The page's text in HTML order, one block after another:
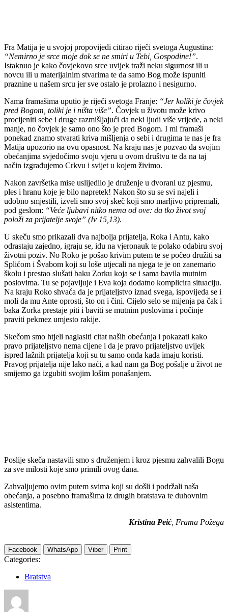
Fra Matija je u svojoj propovijedi citirao riječi svetoga Augustina:
“Nemirno je srce moje dok se ne smiri u Tebi, Gospodine!”.
Istaknuo je kako čovjekovo srce uvijek traži neku sigurnost ili u
novcu ili u materijalnim stvarima te da samo Bog može ispuniti
praznine u našem srcu jer sve ostalo je prolazno i nesigurno.
Nama framašima uputio je riječi svetoga Franje: “Jer koliki je čovjek
pred Bogom, toliki je i ništa više”. Čovjek u životu može krivo
procijeniti sebe i druge razmišljajući da neki ljudi više vrijede, a neki
manje, no čovjek je samo ono što je pred Bogom. I mi framaši
ponekad znamo stvarati kriva mišljenja o sebi i drugima te nas je fra
Matija upozorio na ovu opasnost. Na kraju nas je pozvao da svojim
obećanjima svjedočimo svoju vjeru u ovom društvu te da na taj
način izgrađujemo Crkvu i svijet u kojem živimo.
Nakon završetka mise uslijedilo je druženje u dvorani uz pjesmu,
ples i hranu koje je bilo napretek! Nakon što su se svi najeli i
udobno smjestili, izveli smo svoj skeč koji smo marljivo pripremali,
pod geslom: “Veće ljubavi nitko nema od ove: da tko život svoj
položi za prijatelje svoje” (Iv 15,13).
U skeču smo prikazali dva najbolja prijatelja, Roka i Antu, kako
odrastaju zajedno, igraju se, idu na vjeronauk te polako odabiru svoj
životni poziv. No Roko je pošao krivim putem te se počeo družiti sa
Splićom i Švabom koji su loše utjecali na njega te je on zanemario
školu i prestao slušati baku Zorku koja se i sama bavila mutnim
poslovima. Tu se pojavljuje i Eva koja dodatno komplicira situaciju.
Na kraju Roko shvaća da je prijateljstvo iznad svega, ispovijeda se i
moli da mu Ante oprosti, što on i čini. Cijelo selo se mijenja pa čak i
baka Zorka prestaje piti i baviti se mutnim poslovima i počinje
praviti pekmez umjesto rakije.
Skečom smo htjeli naglasiti citat naših obećanja i pokazati kako
pravo prijateljstvo nema cijene i da je pravo prijateljstvo uvijek
ispred lažnih prijatelja koji su tu samo onda kada imaju koristi.
Pravog prijatelja nije lako naći, a kad nam ga Bog pošalje u život ne
smijemo ga izgubiti svojim lošim ponašanjem.
Poslije skeča nastavili smo s druženjem i kroz pjesmu zahvalili Bogu
za sve milosti koje smo primili ovog dana.
Zahvaljujemo ovim putem svima koji su došli i podržali naša
obećanja, a posebno framašima iz drugih bratstava te duhovnim
asistentima.
Kristina Peić, Frama Požega
Facebook WhatsApp Viber Print
Categories:
Bratstva